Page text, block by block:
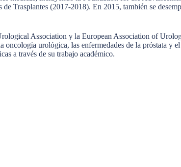
(2017-2018). En 2015, también se
Association y la European Association of
urológica, las enfermedades de la próstata y
a través de su trabajo académico.